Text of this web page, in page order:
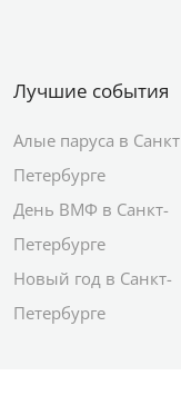
Лучшие события
Алые паруса в Санкт
Петербурге
День ВМФ в Санкт-
Петербурге
Новый год в Санкт-
Петербурге